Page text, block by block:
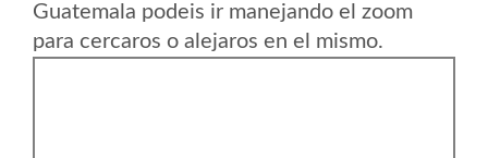
Guatemala podeis ir manejando el zoom
para cercaros o alejaros en el mismo.